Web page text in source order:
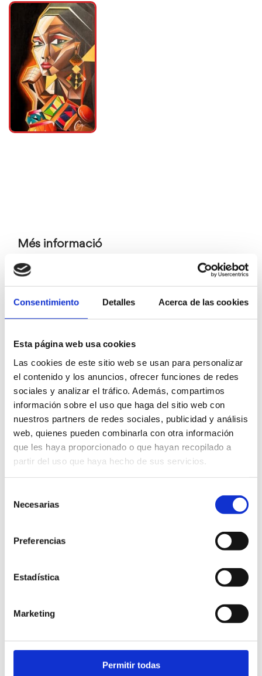
Consentimiento Detalles Acerca de las cookies
Esta página web usa cookies
Las cookies de este sitio web se usan para personalizar
el contenido y los anuncios, ofrecer funciones de redes
sociales y analizar el tráfico. Además, compartimos
información sobre el uso que haga del sitio web con
nuestros partners de redes sociales, publicidad y análisis
web, quienes pueden combinarla con otra información
que les haya proporcionado o que hayan recopilado a
partir del uso que haya hecho de sus servicios.
Necesarias
Preferencias
Estadística
Marketing
Permitir todas
FAVORITS
Més informació
Casa de la cultura.
Plaça Jaume I
965783656
cultura@ayto-denia.es
De dilluns a divendres de 11 a 14 i de 17 a 21h.